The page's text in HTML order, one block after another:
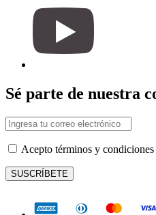
Sé parte de nuestra
Acepto términos y condiciones